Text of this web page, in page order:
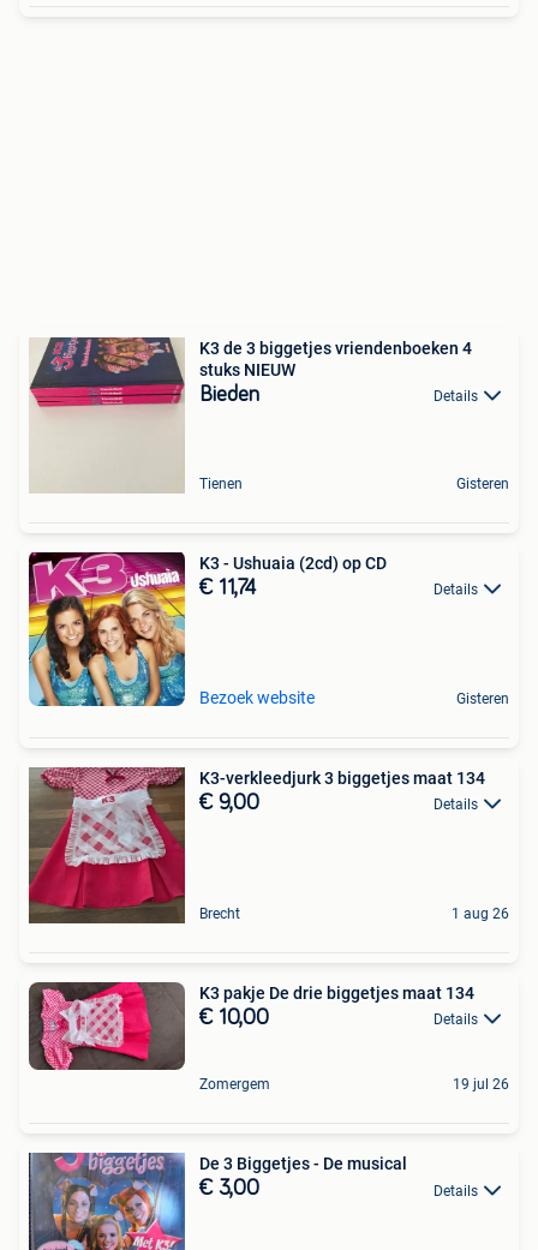
K3 de 3 biggetjes vriendenboeken 4
stuks NIEUW
Bieden Details
Tienen Gisteren
K3 - Ushuaia (2cd) op CD
€ 11,74 Details
Bezoek website Gisteren
K3-verkleedjurk 3 biggetjes maat 134
€ 9,00 Details
Brecht 1 aug 26
K3 pakje De drie biggetjes maat 134
€ 10,00 Details
Zomergem 19 jul 26
De 3 Biggetjes - De musical
€ 3,00 Details